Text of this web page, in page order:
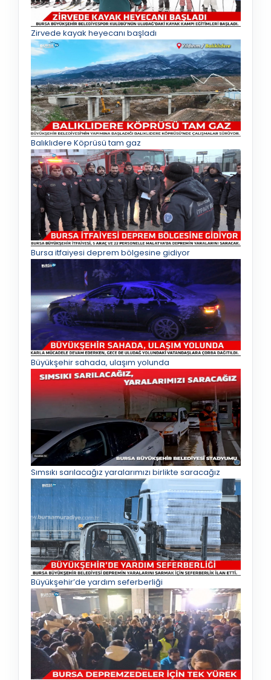
Zirvede kayak heyecanı başladı
Balıklıdere Köprüsü tam gaz
Bursa itfaiyesi deprem bölgesine gidiyor
Büyükşehir sahada, ulaşım yolunda
Sımsıkı sarılacağız yaralarımızı birlikte saracağız
Büyükşehir’de yardım seferberliği